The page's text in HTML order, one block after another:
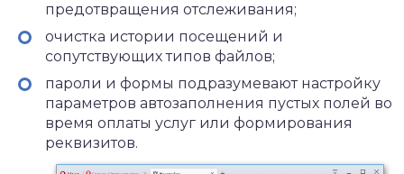
предотвращения отслеживания;
очистка истории посещений и
сопутствующих типов файлов;
пароли и формы подразумевают настройку
параметров автозаполнения пустых полей во
время оплаты услуг или формирования
реквизитов.